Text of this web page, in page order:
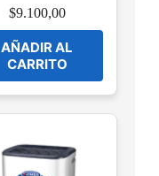
$9.100,00
AÑADIR AL
CARRITO